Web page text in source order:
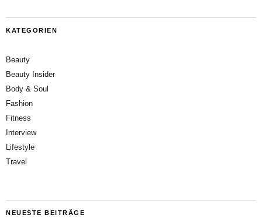
KATEGORIEN
Beauty
Beauty Insider
Body & Soul
Fashion
Fitness
Interview
Lifestyle
Travel
NEUESTE BEITRÄGE